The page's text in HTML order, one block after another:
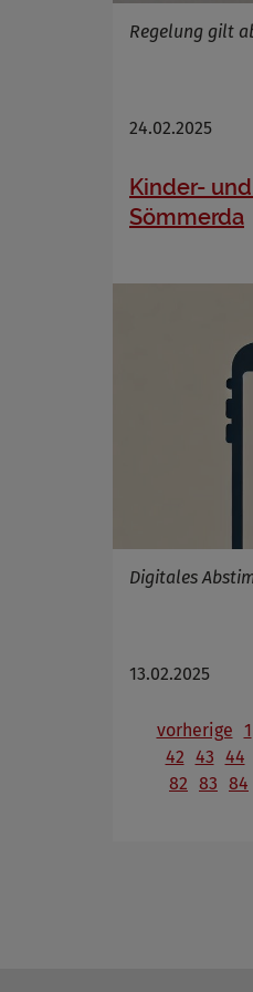
Regelung gilt
24.02.2025
Kinder-
Sömmerda
Digitales
13.02.2025
vorherige 1
42 43 44
82 83 84